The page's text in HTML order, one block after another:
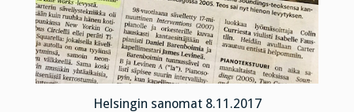
Helsingin sanomat 8.11.2017